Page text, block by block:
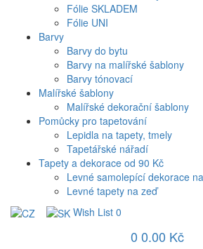
Fólie SKLADEM
Fólie UNI
Barvy
Barvy do bytu
Barvy na malířské šablony
Barvy tónovací
Malířské šablony
Malířské dekorační šablony
Pomůcky pro tapetování
Lepidla na tapety, tmely
Tapetářské nářadí
Tapety a dekorace od 90 Kč
Levné samolepící dekorace
Levné tapety na zeď
Wish List 0
0 0.00 Kč